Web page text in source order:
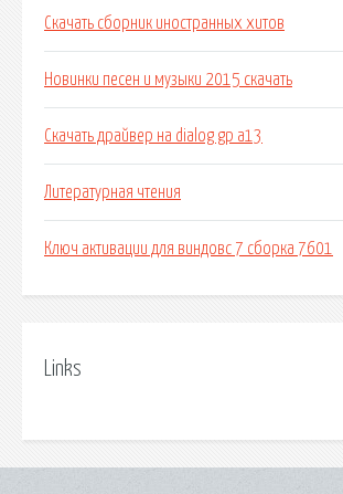
Скачать сборник иностранных хитов
Новинки песен и музыки 2015 скачать
Скачать драйвер на dialog gp a13
Литературная чтения
Ключ активации для виндовс 7 сборка 7601
Links